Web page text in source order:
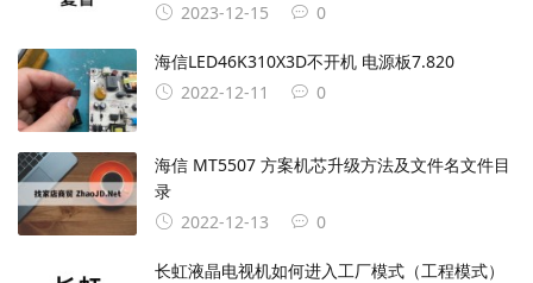
2023-12-15
0
海信LED46K310X3D不开机 电源板7.820
2022-12-11
0
海信 MT5507 方案机芯升级方法及文件名文件目
录
2022-12-13
0
长虹液晶电视机如何进入工厂模式（工程模式）